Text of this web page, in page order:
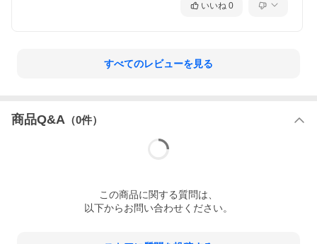
いいね 0
すべてのレビューを見る
商品Q&A （0件）
この商品に関する質問は、
以下からお問い合わせください。